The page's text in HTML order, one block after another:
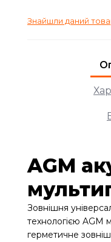
Знайшли даний
AGM
Зовнішня
технологією AGM
герметичне